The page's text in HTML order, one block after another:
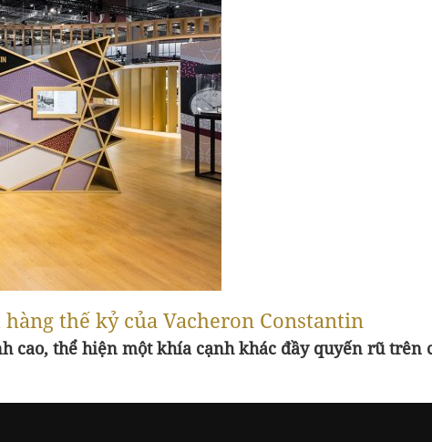
thế kỷ của Vacheron Constantin
thể hiện một khía cạnh khác đầy quyến rũ trên